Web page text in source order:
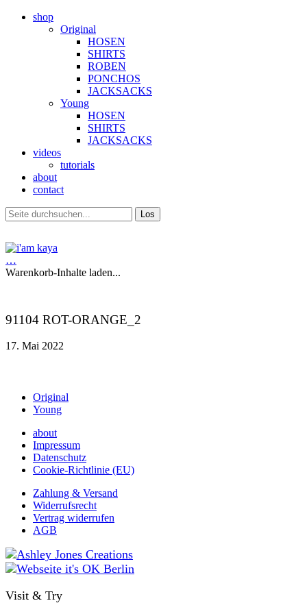
shop
Original
HOSEN
SHIRTS
ROBEN
PONCHOS
JACKSACKS
Young
HOSEN
SHIRTS
JACKSACKS
videos
tutorials
about
contact
…
Warenkorb-Inhalte laden...
91104 ROT-ORANGE_2
17. Mai 2022
Original
Young
about
Impressum
Datenschutz
Cookie-Richtlinie (EU)
Zahlung & Versand
Widerrufsrecht
Vertrag widerrufen
AGB
Visit & Try